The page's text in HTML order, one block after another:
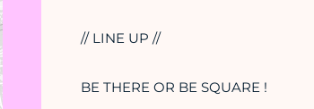
// LINE UP //
BE THERE OR BE SQUARE !